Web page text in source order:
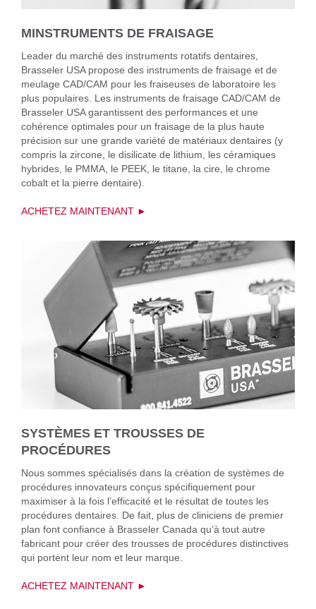
MINSTRUMENTS DE FRAISAGE
Leader du marché des instruments rotatifs dentaires,
Brasseler USA propose des instruments de fraisage et de
meulage CAD/CAM pour les fraiseuses de laboratoire les
plus populaires. Les instruments de fraisage CAD/CAM de
Brasseler USA garantissent des performances et une
cohérence optimales pour un fraisage de la plus haute
précision sur une grande variété de matériaux dentaires (y
compris la zircone, le disilicate de lithium, les céramiques
hybrides, le PMMA, le PEEK, le titane, la cire, le chrome
cobalt et la pierre dentaire).
ACHETEZ MAINTENANT ►
SYSTÈMES ET TROUSSES DE
PROCÉDURES
Nous sommes spécialisés dans la création de systèmes de
procédures innovateurs conçus spécifiquement pour
maximiser à la fois l’efficacité et le résultat de toutes les
procédures dentaires. De fait, plus de cliniciens de premier
plan font confiance à Brasseler Canada qu’à tout autre
fabricant pour créer des trousses de procédures distinctives
qui portent leur nom et leur marque.
ACHETEZ MAINTENANT ►